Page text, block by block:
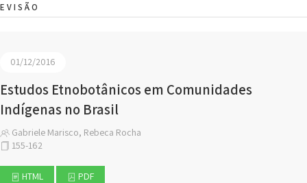
01/12/2016
Estudos Etnobotânicos em Comunidades
Indígenas no Brasil
Gabriele Marisco, Rebeca Rocha
155-162
HTML PDF